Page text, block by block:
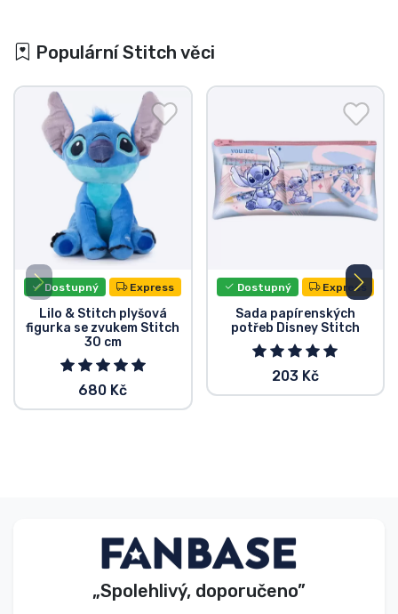
Populární Stitch věci
Dostupný Express
Lilo & Stitch plyšová
figurka se zvukem Stitch
30 cm
680 Kč
Dostupný Express
Sada papírenských
potřeb Disney Stitch
203 Kč
„Spolehlivý, doporučeno”